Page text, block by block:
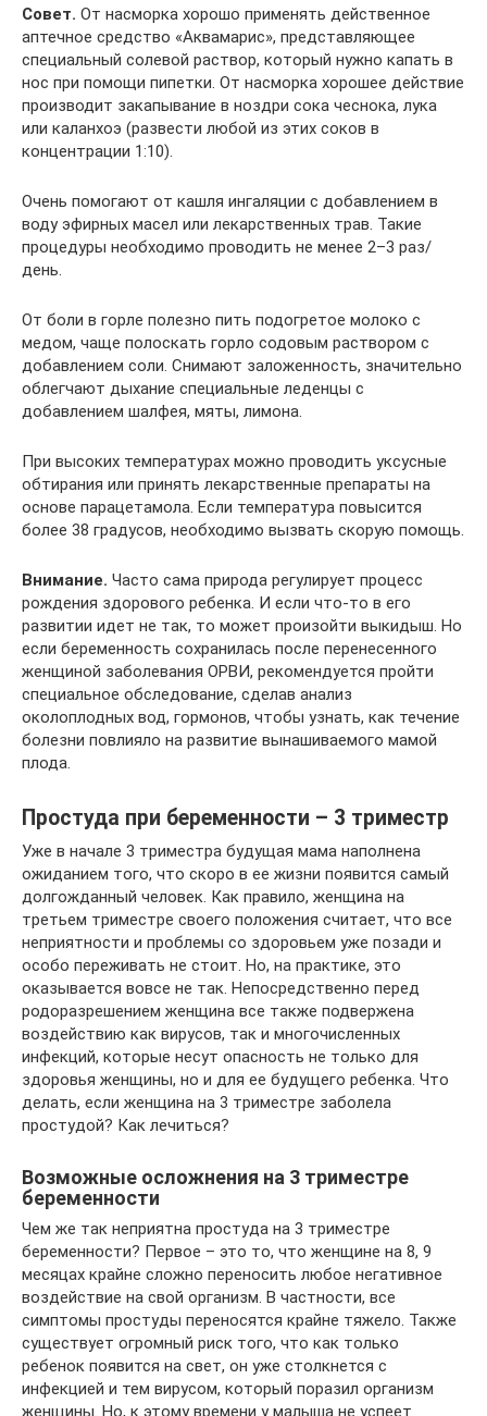
Совет. От насморка хорошо применять действенное
аптечное средство «Аквамарис», представляющее
специальный солевой раствор, который нужно капать в
нос при помощи пипетки. От насморка хорошее действие
производит закапывание в ноздри сока чеснока, лука
или каланхоэ (развести любой из этих соков в
концентрации 1:10).
Очень помогают от кашля ингаляции с добавлением в
воду эфирных масел или лекарственных трав. Такие
процедуры необходимо проводить не менее 2–3 раз/
день.
От боли в горле полезно пить подогретое молоко с
медом, чаще полоскать горло содовым раствором с
добавлением соли. Снимают заложенность, значительно
облегчают дыхание специальные леденцы с
добавлением шалфея, мяты, лимона.
При высоких температурах можно проводить уксусные
обтирания или принять лекарственные препараты на
основе парацетамола. Если температура повысится
более 38 градусов, необходимо вызвать скорую помощь.
Внимание. Часто сама природа регулирует процесс
рождения здорового ребенка. И если что-то в его
развитии идет не так, то может произойти выкидыш. Но
если беременность сохранилась после перенесенного
женщиной заболевания ОРВИ, рекомендуется пройти
специальное обследование, сделав анализ
околоплодных вод, гормонов, чтобы узнать, как течение
болезни повлияло на развитие вынашиваемого мамой
плода.
Простуда при беременности – 3 триместр
Уже в начале 3 триместра будущая мама наполнена
ожиданием того, что скоро в ее жизни появится самый
долгожданный человек. Как правило, женщина на
третьем триместре своего положения считает, что все
неприятности и проблемы со здоровьем уже позади и
особо переживать не стоит. Но, на практике, это
оказывается вовсе не так. Непосредственно перед
родоразрешением женщина все также подвержена
воздействию как вирусов, так и многочисленных
инфекций, которые несут опасность не только для
здоровья женщины, но и для ее будущего ребенка. Что
делать, если женщина на 3 триместре заболела
простудой? Как лечиться?
Возможные осложнения на 3 триместре
беременности
Чем же так неприятна простуда на 3 триместре
беременности? Первое – это то, что женщине на 8, 9
месяцах крайне сложно переносить любое негативное
воздействие на свой организм. В частности, все
симптомы простуды переносятся крайне тяжело. Также
существует огромный риск того, что как только
ребенок появится на свет, он уже столкнется с
инфекцией и тем вирусом, который поразил организм
женщины. Но, к этому времени у малыша не успеет